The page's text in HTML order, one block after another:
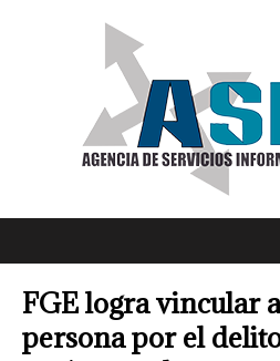
FGE logra vincular
persona por el